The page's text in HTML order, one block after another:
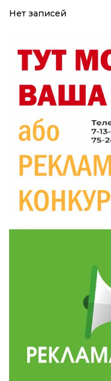
09:26
Що робити,
18:39
04 сер
«КОЛО
разом
09:52
Родина
30 лип
Пишіть листи
19:29
30 лип
«Все
26-річного
20:06
Паливо по
Житлові
підтримка
Валентина
Перемогу і
Знову біль…
Нет записей